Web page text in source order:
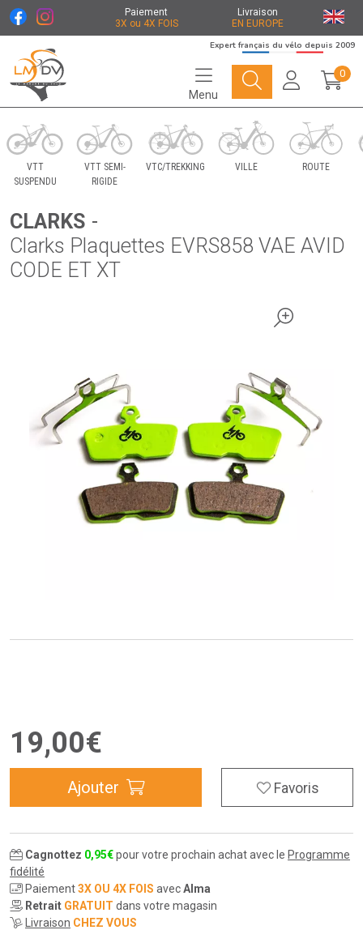
Paiement
3X ou 4X FOIS
Livraison
EN EUROPE
Le Marché du Vélo Votre distributeurs de vélo
Expert français du vélo depuis 2009
Menu
0
VTT
SUSPENDU
VTT SEMI-
RIGIDE
VTC/TREKKING VILLE ROUTE
CLARKS -
Clarks Plaquettes EVRS858 VAE AVID
CODE ET XT
19,00€
Ajouter Favoris
Cagnottez 0,95€pour votre prochain achat avec le Programme
fidélité
Paiement3X OU 4X FOIS avecAlma
Retrait GRATUIT dans votre magasin
Livraison CHEZ VOUS